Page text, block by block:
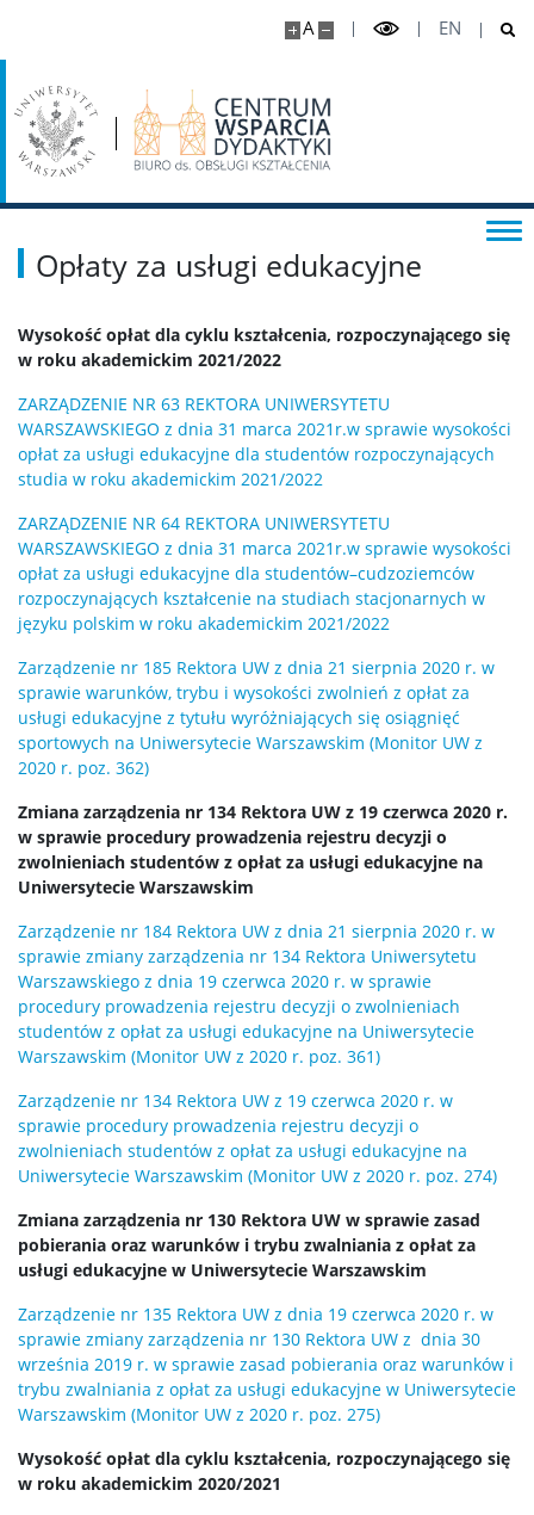
A EN
Opłaty za usługi edukacyjne
Wysokość opłat dla cyklu kształcenia, rozpoczynającego się
w roku akademickim 2021/2022
ZARZĄDZENIE NR 63 REKTORA UNIWERSYTETU
WARSZAWSKIEGO z dnia 31 marca 2021 r.w sprawie wysokości
opłat za usługi edukacyjne dla studentów rozpoczynających
studia w roku akademickim 2021/2022
ZARZĄDZENIE NR 64 REKTORA UNIWERSYTETU
WARSZAWSKIEGO z dnia 31 marca 2021 r.w sprawie wysokości
opłat za usługi edukacyjne dla studentów–cudzoziemców
rozpoczynających kształcenie na studiach stacjonarnych w
języku polskim w roku akademickim 2021/2022
Zarządzenie nr 185 Rektora UW z dnia 21 sierpnia 2020 r. w
sprawie warunków, trybu i wysokości zwolnień z opłat za
usługi edukacyjne z tytułu wyróżniających się osiągnięć
sportowych na Uniwersytecie Warszawskim (Monitor UW z
2020 r. poz. 362)
Zmiana zarządzenia nr 134 Rektora UW z 19 czerwca 2020 r.
w sprawie procedury prowadzenia rejestru decyzji o
zwolnieniach studentów z opłat za usługi edukacyjne na
Uniwersytecie Warszawskim
Zarządzenie nr 184 Rektora UW z dnia 21 sierpnia 2020 r. w
sprawie zmiany zarządzenia nr 134 Rektora Uniwersytetu
Warszawskiego z dnia 19 czerwca 2020 r. w sprawie
procedury prowadzenia rejestru decyzji o zwolnieniach
studentów z opłat za usługi edukacyjne na Uniwersytecie
Warszawskim (Monitor UW z 2020 r. poz. 361)
Zarządzenie nr 134 Rektora UW z 19 czerwca 2020 r. w
sprawie procedury prowadzenia rejestru decyzji o
zwolnieniach studentów z opłat za usługi edukacyjne na
Uniwersytecie Warszawskim (Monitor UW z 2020 r. poz. 274)
Zmiana zarządzenia nr 130 Rektora UW w sprawie zasad
pobierania oraz warunków i trybu zwalniania z opłat za
usługi edukacyjne w Uniwersytecie Warszawskim
Zarządzenie nr 135 Rektora UW z dnia 19 czerwca 2020 r. w
sprawie zmiany zarządzenia nr 130 Rektora UW z dnia 30
września 2019 r. w sprawie zasad pobierania oraz warunków i
trybu zwalniania z opłat za usługi edukacyjne w Uniwersytecie
Warszawskim (Monitor UW z 2020 r. poz. 275)
Wysokość opłat dla cyklu kształcenia, rozpoczynającego się
w roku akademickim 2020/2021